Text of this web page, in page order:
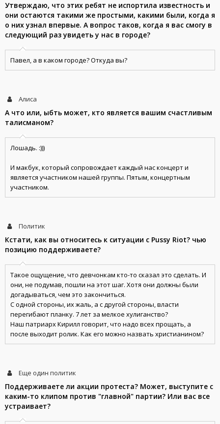
Утверждаю, что этих ребят не испортила известность и
они остаются такими же простыми, какими были, когда я
о них узнал впервые. А вопрос таков, когда я вас смогу в
следующий раз увидеть у нас в городе?
Павел, а в каком городе? Откуда вы?
Алиса
А что или, ыбть может, кто является вашим счастливым
талисманом?
Лошадь. :)))
И макбук, который сопровождает каждый нас концерт и
является участником нашей группы. Пятым, концертным
участником.
Политик
Кстати, как вы относитесь к ситуации с Pussy Riot? чью
позицию поддерживаете?
Такое ощущение, что девчонкам кто-то сказал это сделать. И
они, не подумав, пошли на этот шаг. Хотя они должны были
догадываться, чем это закончиться.
С одной стороны, их жаль, а с другой стороны, власти
перегибают планку. 7 лет за мелкое хулиганство?
Наш патриарх Кирилл говорит, что надо всех прощать, а
после выходит ролик. Как его можно назвать христианином?
Еще один политик
Поддерживаете ли акции протеста? Может, выступите с
каким-то клипом против "главной" партии? Или вас все
устраивает?